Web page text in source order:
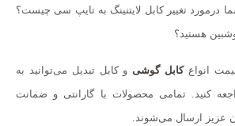
درمورد تغییر کابل لایتنینگ به تایپ سی چیست؟
هستید؟
انواعکابل گوشی و کابل تبدیل می‌توانید به
کنید. تمامی محصولات با گارانتی و ضمانت
عزیز ارسال می‌شوند.
در بازار، با گارانتی معتبر و امکان بازگشت کالای معیوب
ایزی مارکت خریداری کنند.
را ماموریت اصلی خود می‌داند.